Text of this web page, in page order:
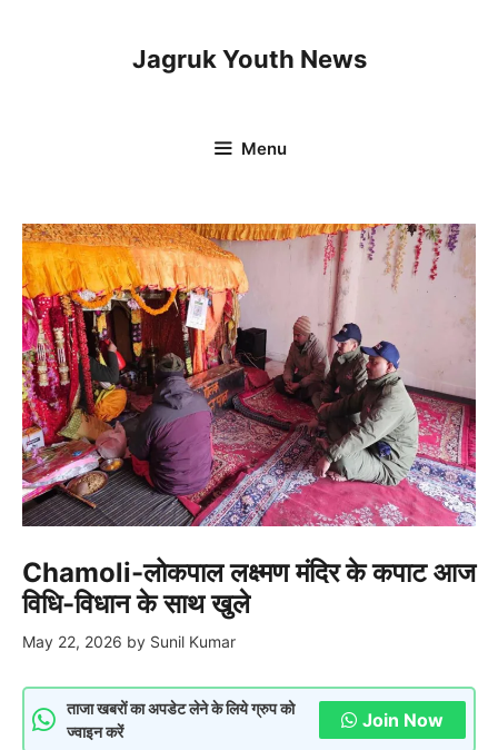
Jagruk Youth News
Menu
Chamoli-लोकपाल लक्ष्मण मंदिर के कपाट आज
विधि-विधान के साथ खुले
May 22, 2026 by Sunil Kumar
ताजा खबरों का अपडेट लेने के लिये ग्रुप को
ज्वाइन करें
Join Now